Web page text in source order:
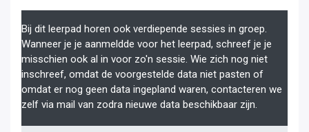
Bij dit leerpad horen ook verdiepende sessies in groep.
Wanneer je je aanmeldde voor het leerpad, schreef je je
misschien ook al in voor zo'n sessie. Wie zich nog niet
inschreef, omdat de voorgestelde data niet pasten of
omdat er nog geen data ingepland waren, contacteren we
zelf via mail van zodra nieuwe data beschikbaar zijn.